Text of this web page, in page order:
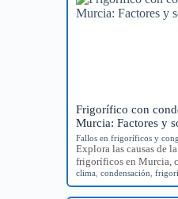
Frigorífico con
Murcia: Factores y
Fallos en frigoríficos y
Explora las causas de
frigoríficos en Murcia,
clima ,condensación ,